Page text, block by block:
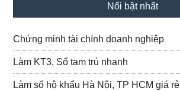
Nổi bật nhất
Chứng minh tài chính doanh nghiệp
Làm KT3, Sổ tạm trú nhanh
Làm sổ hộ khẩu Hà Nội, TP HCM giá rẻ